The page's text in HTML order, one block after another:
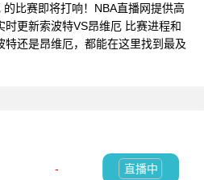
比赛即将打响！NBA直播网提供高
更新索波特VS昂维厄 比赛进程和
特还是昂维厄，都能在这里找到最及
-
直播中